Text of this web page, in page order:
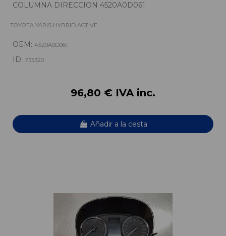
COLUMNA DIRECCION 4520A0D061
TOYOTA YARIS HYBRID ACTIVE
OEM: 4520A0D061
ID: 735320
96,80 € IVA inc.
Añadir a la cesta